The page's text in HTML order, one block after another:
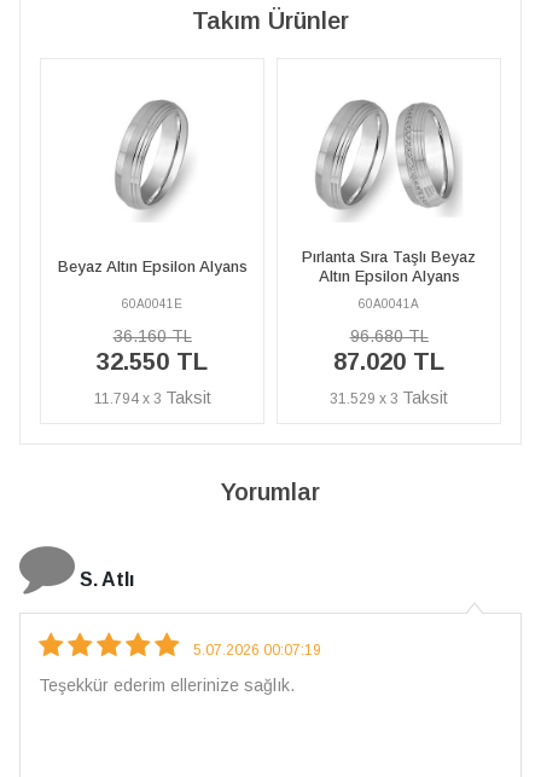
Takım Ürünler
Pırlanta Sıra Taşlı Beyaz
Altın Epsilon Alyans
60A0041A
96.680 TL
87.020 TL
31.529 x 3
Beyaz Altın Epsilon Alyans
60A0041E
36.160 TL
32.550 TL
11.794 x 3
Yorumlar
N. Elçi
4.08.2026 16:27:03
Çarpıcı ve olağanüstü bir işçilikle hazırlanmış bir mücevher.